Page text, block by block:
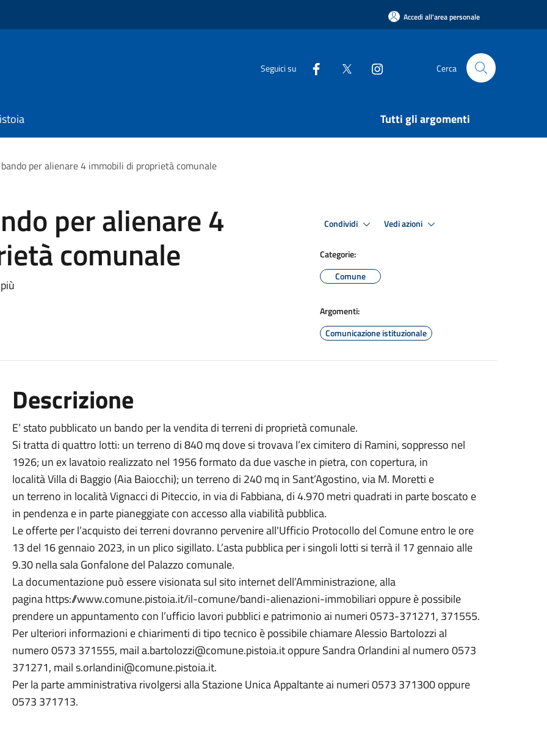
Accedi all'area personale
Seguici su Cerca
Tutti gli argomenti
per alienare 4 immobili di proprietà comunale
per alienare 4
comunale
Condividi Vedi azioni
Categorie:
Comune
Argomenti:
Comunicazione istituzionale
Descrizione
E’ stato pubblicato un bando per la vendita di terreni di proprietà comunale.
Si tratta di quattro lotti: un terreno di 840 mq dove si trovava l’ex cimitero di Ramini, soppresso nel
1926; un ex lavatoio realizzato nel 1956 formato da due vasche in pietra, con copertura, in
località Villa di Baggio (Aia Baiocchi); un terreno di 240 mq in Sant’Agostino, via M. Moretti e
un terreno in località Vignacci di Piteccio, in via di Fabbiana, di 4.970 metri quadrati in parte boscato e
in pendenza e in parte pianeggiate con accesso alla viabilità pubblica.
Le offerte per l’acquisto dei terreni dovranno pervenire all'Ufficio Protocollo del Comune entro le ore
13 del 16 gennaio 2023, in un plico sigillato. L’asta pubblica per i singoli lotti si terrà il 17 gennaio alle
9.30 nella sala Gonfalone del Palazzo comunale.
La documentazione può essere visionata sul sito internet dell’Amministrazione, alla
pagina https://www.comune.pistoia.it/il-comune/bandi-alienazioni-immobiliari oppure è possibile
prendere un appuntamento con l’ufficio lavori pubblici e patrimonio ai numeri 0573-371271, 371555.
Per ulteriori informazioni e chiarimenti di tipo tecnico è possibile chiamare Alessio Bartolozzi al
numero 0573 371555, mail a.bartolozzi@comune.pistoia.it oppure Sandra Orlandini al numero 0573
371271, mail s.orlandini@comune.pistoia.it.
Per la parte amministrativa rivolgersi alla Stazione Unica Appaltante ai numeri 0573 371300 oppure
0573 371713.